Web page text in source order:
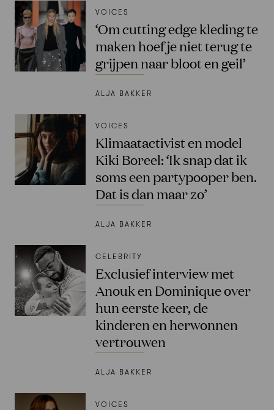
VOICES
‘Om cutting edge kleding te
maken hoef je niet terug te
grijpen naar bloot en geil’
ALJA BAKKER
VOICES
Klimaatactivist en model
Kiki Boreel: ‘Ik snap dat ik
soms een partypooper ben.
Dat is dan maar zo’
ALJA BAKKER
CELEBRITY
Exclusief interview met
Anouk en Dominique over
hun eerste keer, de
kinderen en herwonnen
vertrouwen
ALJA BAKKER
VOICES